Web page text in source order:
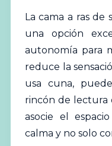
La cama a ras de
una opción
autonomía para
reduce la
usa cuna,
rincón de lectura
asocie el
calma y no solo